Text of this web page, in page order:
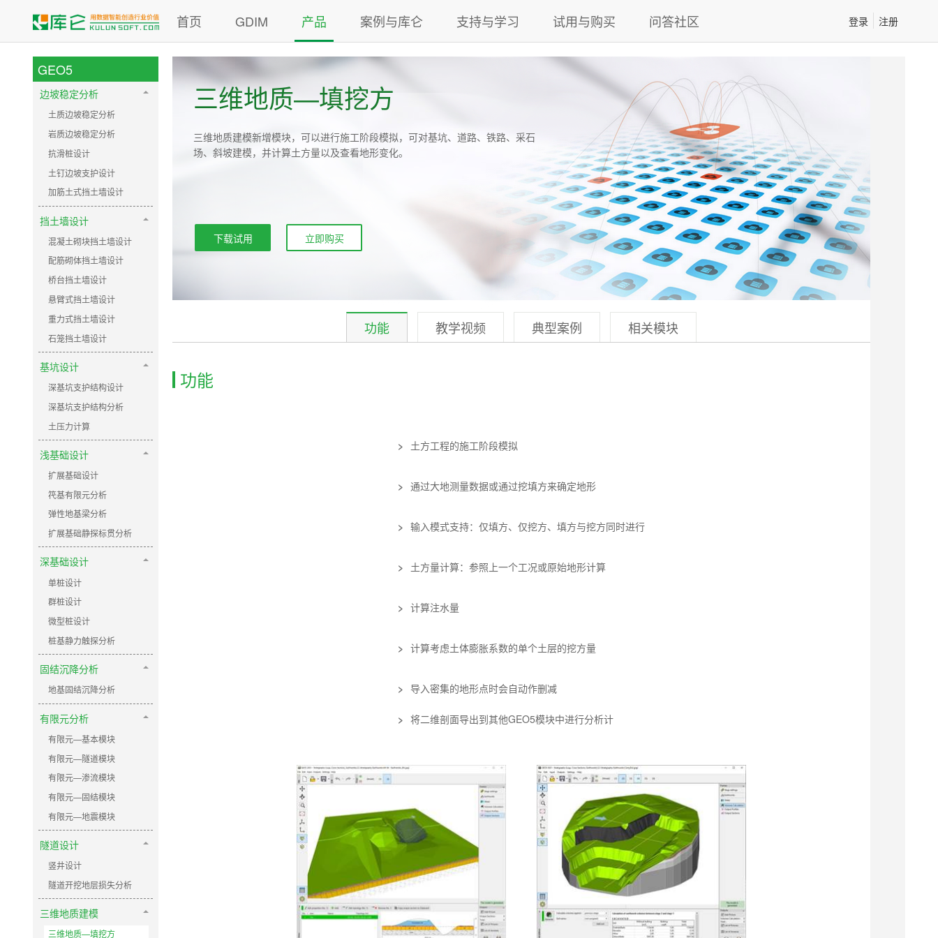
首页 GDIM 产品 案例与库仑 支持与学习 试用与购买 问答社区 登录 注册
GEO5
边坡稳定分析
土质边坡稳定分析
岩质边坡稳定分析
抗滑桩设计
土钉边坡支护设计
加筋土式挡土墙设计
挡土墙设计
混凝土砌块挡土墙设计
配筋砌体挡土墙设计
桥台挡土墙设计
悬臂式挡土墙设计
重力式挡土墙设计
石笼挡土墙设计
基坑设计
深基坑支护结构设计
深基坑支护结构分析
土压力计算
浅基础设计
扩展基础设计
笩基有限元分析
弹性地基梁分析
扩展基础静探标贯分析
深基础设计
单桩设计
群桩设计
微型桩设计
桩基静力触探分析
固结沉降分析
地基固结沉降分析
有限元分析
有限元—基本模块
有限元—隧道模块
有限元—渗流模块
有限元—固结模块
有限元—地震模块
隧道设计
竖井设计
隧道开挖地层损失分析
三维地质建模
三维地质—填挖方
三维地质—填挖方
三维地质建模新增模块，可以进行施工阶段模拟，可对基坑、道路、铁路、采石
场、斜坡建模，并计算土方量以及查看地形变化。
下载试用 立即购买
功能 教学视频 典型案例 相关模块
功能
> 土方工程的施工阶段模拟
> 通过大地测量数据或通过挖填方来确定地形
> 输入模式支持：仅填方、仅挖方、填方与挖方同时进行
> 土方量计算：参照上一个工况或原始地形计算
> 计算注水量
> 计算考虑土体膨胀系数的单个土层的挖方量
> 导入密集的地形点时会自动作删减
> 将二维剖面导出到其他GEO5模块中进行分析计